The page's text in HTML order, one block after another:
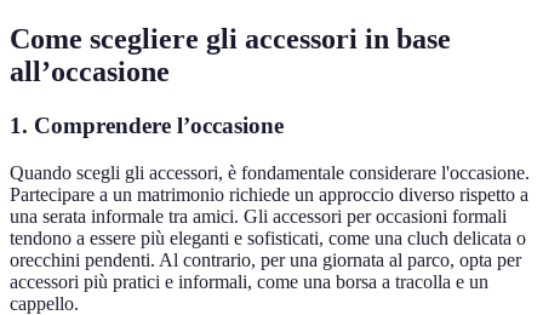
Come scegliere gli accessori in base
all’occasione
1. Comprendere l’occasione
Quando scegli gli accessori, è fondamentale considerare l'occasione.
Partecipare a un matrimonio richiede un approccio diverso rispetto a
una serata informale tra amici. Gli accessori per occasioni formali
tendono a essere più eleganti e sofisticati, come una cluch delicata o
orecchini pendenti. Al contrario, per una giornata al parco, opta per
accessori più pratici e informali, come una borsa a tracolla e un
cappello.